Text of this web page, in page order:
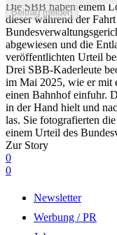
Beitrag melden
Die SBB haben einem
dieser während der
abgewiesen und die
veröffentlichten Urteil
Drei SBB-Kaderleute
im Mai 2025, wie er mit
einen Bahnhof einfuhr.
in der Hand hielt und
las. Sie fotografierten
einem Urteil des
Zur Story
0
0
Newsletter
Werbung / PR